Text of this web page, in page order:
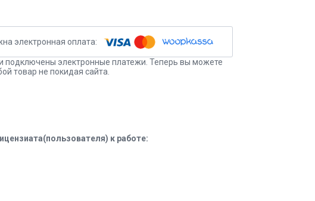
подключены электронные платежи. Теперь вы можете
товар не покидая сайта.
к работе: